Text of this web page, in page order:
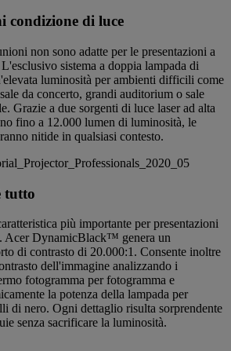
condizione di luce
non sono adatte per le presentazioni a
sistema a doppia lampada di
luminosità per ambienti difficili come
da concerto, grandi auditorium o sale
Grazie a due sorgenti di luce laser ad alta
fino a 12.000 lumen di luminosità, le
nitide in qualsiasi contesto.
tutto
più importante per presentazioni
Acer DynamicBlack™ genera un
di contrasto di 20.000:1. Consente inoltre
dell'immagine analizzando i
fotogramma per fotogramma e
la potenza della lampada per
di nero. Ogni dettaglio risulta sorprendente
senza sacrificare la luminosità.